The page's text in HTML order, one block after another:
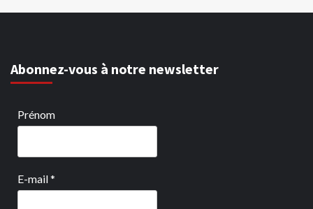
Abonnez-vous à notre newsletter
Prénom
E-mail*